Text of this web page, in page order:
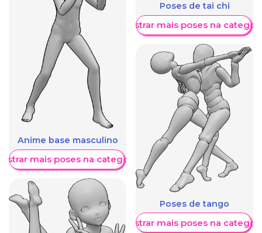
Anime base masculino
mais poses na categoria
Poses de tai chi
Mostrar mais poses na
Poses de tango
Mostrar mais poses na